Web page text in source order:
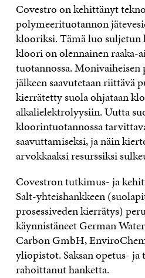
Covestro on kehittänyt
polymeerituotannon
klooriksi. Tämä luo suljetun
kloori on olennainen raaka-
tuotannossa. Monivaiheisen
jälkeen saavutetaan riittävä
kierrätetty suola ohjataan
alkalielektrolyysiin. Uutta
kloorintuotannossa
saavuttamiseksi, ja näin
arvokkaaksi resurssiksi
Covestron tutkimus- ja
Salt-yhteishankkeen
prosessiveden kierrätys)
käynnistäneet German
Carbon GmbH,
yliopistot. Saksan opetus-
rahoittanut hanketta.